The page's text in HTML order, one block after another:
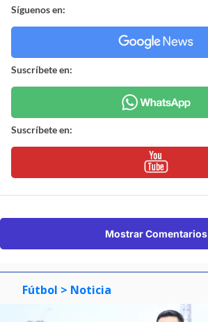
Síguenos en:
Suscríbete en:
Suscríbete en:
Mostrar Comentarios
Fútbol > Noticia